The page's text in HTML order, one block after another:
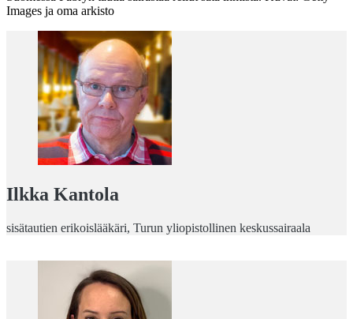
Images ja oma arkisto
Ilkka Kantola
sisätautien erikoislääkäri, Turun yliopistollinen keskussairaala